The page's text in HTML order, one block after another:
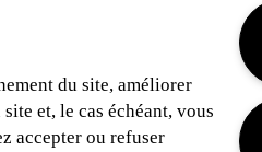
du site, améliorer
et, le cas échéant, vous
accepter ou refuser